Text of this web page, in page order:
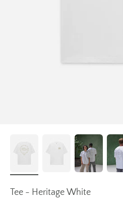
Tee - Heritage White